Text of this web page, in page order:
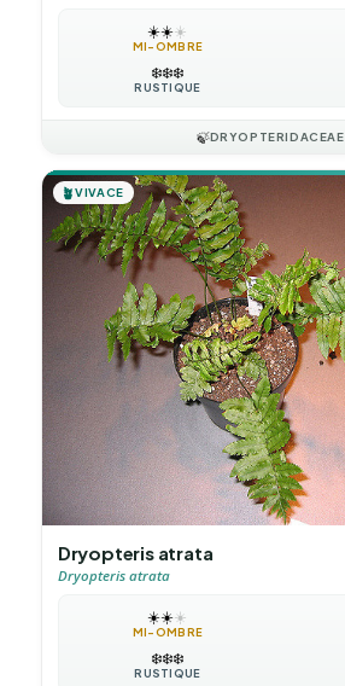
☀️☀️☀️
MI-OMBRE
❄️❄️❄️
RUSTIQUE
🍃DRYOPTERIDACEAE
🪴VIVACE
Dryopteris atrata
Dryopteris atrata
☀️☀️☀️
MI-OMBRE
❄️❄️❄️
RUSTIQUE